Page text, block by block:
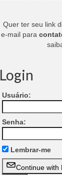
Quer ter seu link
e-mail para
Login
Usuário:
Senha:
Lembrar-me
Continue with